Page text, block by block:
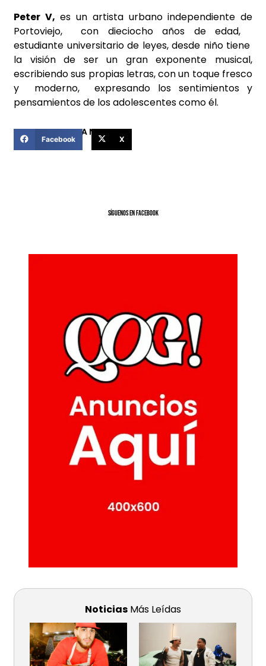
Peter V, es un artista urbano independiente de
Portoviejo, con dieciocho años de edad,
estudiante universitario de leyes, desde niño tiene
la visión de ser un gran exponente musical,
escribiendo sus propias letras, con un toque fresco
y moderno, expresando los sentimientos y
pensamientos de los adolescentes como él.
COMPARTIR ESTA NOTICIA
Facebook X
SíGUENOS EN FACEBOOK
Noticias Más Leídas